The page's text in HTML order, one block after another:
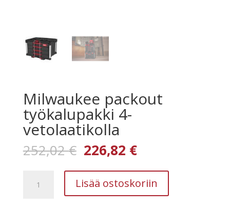
Milwaukee packout
työkalupakki 4-
vetolaatikolla
252,02€ Alkuperäinen
hinta
oli:
252,02 €.
226,82 €Nykyinen
hinta
on:
226,82 €.
packout
Lisää ostoskoriin